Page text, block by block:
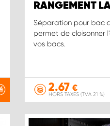
RANGEMENT
Séparation pour bac
permet de cloisonner
vos bacs.
2.67€
HORS TAXES (TVA 21 %)